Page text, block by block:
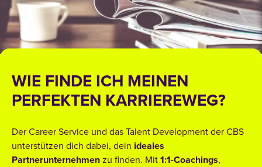
WIE FINDE ICH MEINEN
PERFEKTEN KARRIEREWEG?
Der Career Service und das Talent Development der CBS
unterstützen dich dabei, dein ideales
Partnerunternehmen zu finden. Mit 1:1-Coachings,